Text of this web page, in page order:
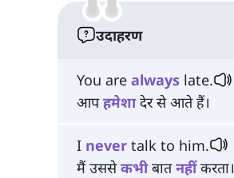
उदाहरण
You are always late.
आपहमेशादेर से आते हैं।
I never talk to him.
मैं उससेकभीबातनहींकरता।